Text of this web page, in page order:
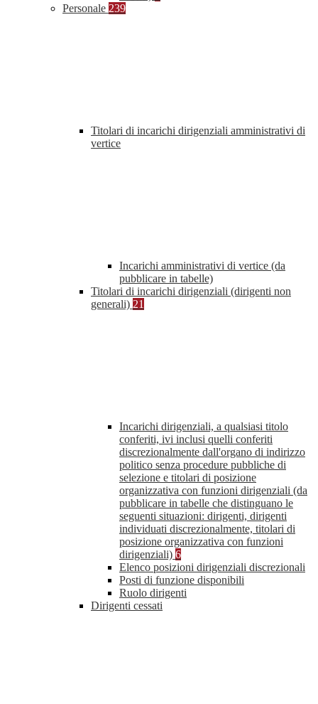
Personale 239
Titolari di incarichi dirigenziali amministrativi di
vertice
Incarichi amministrativi di vertice (da
pubblicare in tabelle)
Titolari di incarichi dirigenziali (dirigenti non
generali) 21
Incarichi dirigenziali, a qualsiasi titolo
conferiti, ivi inclusi quelli conferiti
discrezionalmente dall'organo di indirizzo
politico senza procedure pubbliche di
selezione e titolari di posizione
organizzativa con funzioni dirigenziali (da
pubblicare in tabelle che distinguano le
seguenti situazioni: dirigenti, dirigenti
individuati discrezionalmente, titolari di
posizione organizzativa con funzioni
dirigenziali) 6
Elenco posizioni dirigenziali discrezionali
Posti di funzione disponibili
Ruolo dirigenti
Dirigenti cessati